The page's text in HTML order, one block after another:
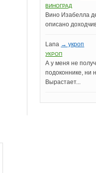
ВИНОГРАД
Вино Изабелла
описано
Lana → укроп
УКРОП
А у меня не
подоконнике, ни
Вырастает...